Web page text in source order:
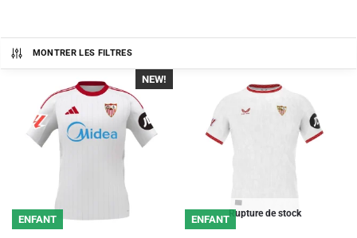
MONTRER LES FILTRES
NEW!
ENFANT Rupture de stock
ENFANT